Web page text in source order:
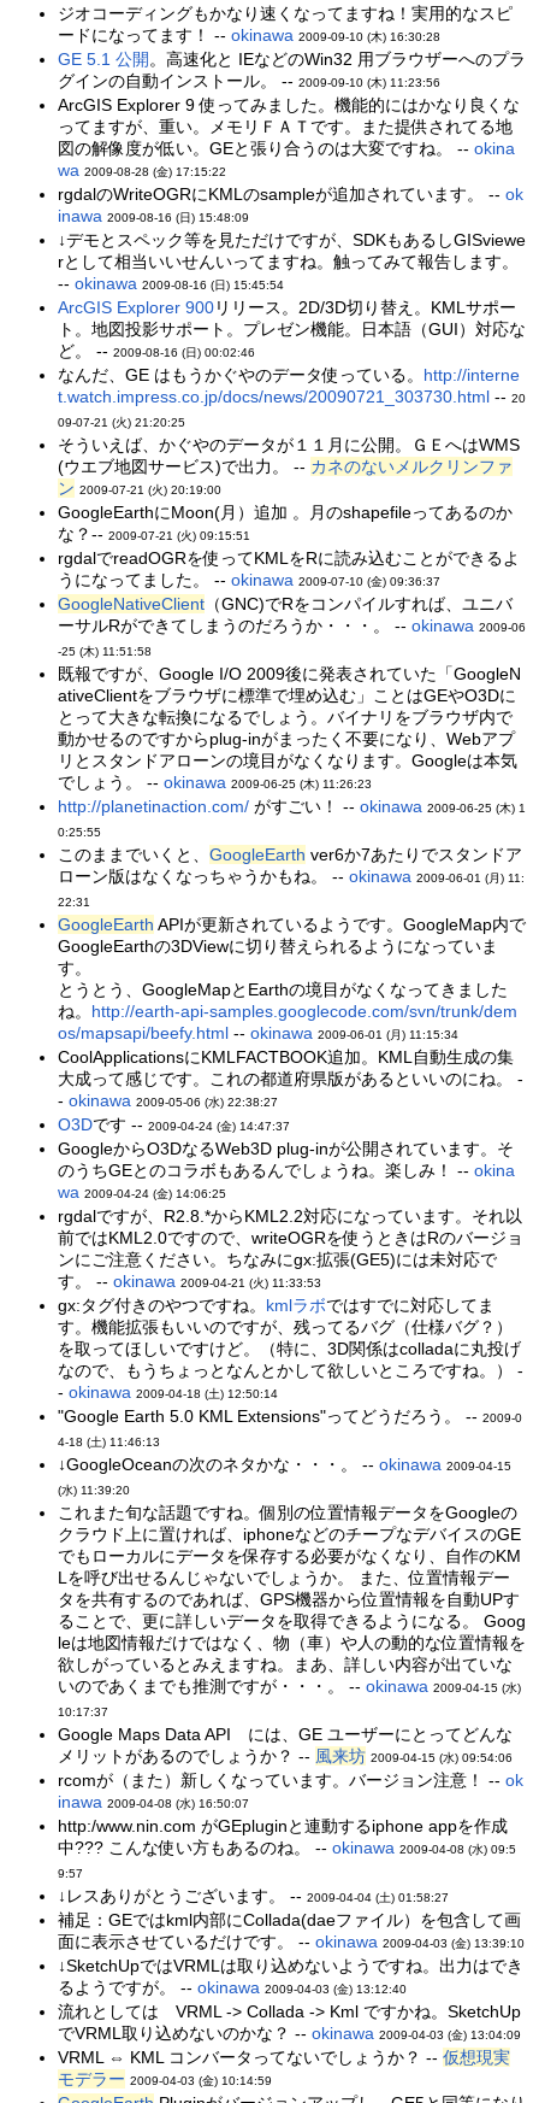
ジオコーディングもかなり速くなってますね！実用的なスピ
ードになってます！ --okinawa 2009-09-10 (木) 16:30:28
GE 5.1 公開。高速化と IEなどのWin32 用ブラウザーへのプラ
グインの自動インストール。 --2009-09-10 (木) 11:23:56
ArcGIS Explorer 9 使ってみました。機能的にはかなり良くな
ってますが、重い。メモリＦＡＴです。また提供されてる地
図の解像度が低い。GEと張り合うのは大変ですね。 --okina
wa 2009-08-28 (金) 17:15:22
rgdalのWriteOGRにKMLのsampleが追加されています。 --ok
inawa 2009-08-16 (日) 15:48:09
↓デモとスペック等を見ただけですが、SDKもあるしGISviewe
rとして相当いいせんいってますね。触ってみて報告します。
--okinawa 2009-08-16 (日) 15:45:54
ArcGIS Explorer 900リリース。2D/3D切り替え。KMLサポー
ト。地図投影サポート。プレゼン機能。日本語（GUI）対応な
ど。 --2009-08-16 (日) 00:02:46
なんだ、GE はもうかぐやのデータ使っている。 http://interne
t.watch.impress.co.jp/docs/news/20090721_303730.html --20
09-07-21 (火) 21:20:25
そういえば、かぐやのデータが１１月に公開。ＧＥへはWMS
(ウエブ地図サービス)で出力。 -- カネのないメルクリンファ
ン 2009-07-21 (火) 20:19:00
GoogleEarthにMoon(月）追加 。月のshapefileってあるのか
な？--2009-07-21 (火) 09:15:51
rgdalでreadOGRを使ってKMLをRに読み込むことができるよ
うになってました。 --okinawa 2009-07-10 (金) 09:36:37
GoogleNativeClient （GNC)でRをコンパイルすれば、ユニバ
ーサルRができてしまうのだろうか・・・。 --okinawa 2009-06
-25 (木) 11:51:58
既報ですが、Google I/O 2009後に発表されていた「GoogleN
ativeClientをブラウザに標準で埋め込む」ことはGEやO3Dに
とって大きな転換になるでしょう。バイナリをブラウザ内で
動かせるのですからplug-inがまったく不要になり、Webアプ
リとスタンドアローンの境目がなくなります。Googleは本気
でしょう。 --okinawa 2009-06-25 (木) 11:26:23
http://planetinaction.com/ がすごい！ --okinawa 2009-06-25 (木) 1
0:25:55
このままでいくと、GoogleEarth ver6か7あたりでスタンドア
ローン版はなくなっちゃうかもね。 --okinawa 2009-06-01 (月) 11:
22:31
GoogleEarth APIが更新されているようです。GoogleMap内で
GoogleEarthの3DViewに切り替えられるようになっていま
す。
とうとう、GoogleMapとEarthの境目がなくなってきました
ね。 http://earth-api-samples.googlecode.com/svn/trunk/dem
os/mapsapi/beefy.html --okinawa 2009-06-01 (月) 11:15:34
CoolApplicationsにKMLFACTBOOK追加。KML自動生成の集
大成って感じです。これの都道府県版があるといいのにね。 -
-okinawa 2009-05-06 (水) 22:38:27
O3Dです --2009-04-24 (金) 14:47:37
GoogleからO3DなるWeb3D plug-inが公開されています。そ
のうちGEとのコラボもあるんでしょうね。楽しみ！ --okina
wa 2009-04-24 (金) 14:06:25
rgdalですが、R2.8.*からKML2.2対応になっています。それ以
前ではKML2.0ですので、writeOGRを使うときはRのバージョ
ンにご注意ください。ちなみにgx:拡張(GE5)には未対応で
す。 --okinawa 2009-04-21 (火) 11:33:53
gx:タグ付きのやつですね。 kmlラボではすでに対応してま
す。機能拡張もいいのですが、残ってるバグ（仕様バグ？）
を取ってほしいですけど。（特に、3D関係はcolladaに丸投げ
なので、もうちょっとなんとかして欲しいところですね。） -
-okinawa 2009-04-18 (土) 12:50:14
"Google Earth 5.0 KML Extensions"ってどうだろう。 --2009-0
4-18 (土) 11:46:13
↓GoogleOceanの次のネタかな・・・。 --okinawa 2009-04-15
(水) 11:39:20
これまた旬な話題ですね。個別の位置情報データをGoogleの
クラウド上に置ければ、iphoneなどのチープなデバイスのGE
でもローカルにデータを保存する必要がなくなり、自作のKM
Lを呼び出せるんじゃないでしょうか。 また、位置情報デー
タを共有するのであれば、GPS機器から位置情報を自動UPす
ることで、更に詳しいデータを取得できるようになる。 Goog
leは地図情報だけではなく、物（車）や人の動的な位置情報を
欲しがっているとみえますね。まあ、詳しい内容が出ていな
いのであくまでも推測ですが・・・。 --okinawa 2009-04-15 (水)
10:17:37
Google Maps Data API には、GE ユーザーにとってどんな
メリットがあるのでしょうか？ -- 風来坊 2009-04-15 (水) 09:54:06
rcomが（また）新しくなっています。バージョン注意！ --ok
inawa 2009-04-08 (水) 16:50:07
http:/www.nin.com がGEpluginと連動するiphone appを作成
中??? こんな使い方もあるのね。 --okinawa 2009-04-08 (水) 09:5
9:57
↓レスありがとうございます。 --2009-04-04 (土) 01:58:27
補足：GEではkml内部にCollada(daeファイル）を包含して画
面に表示させているだけです。 --okinawa 2009-04-03 (金) 13:39:10
↓SketchUpではVRMLは取り込めないようですね。出力はでき
るようですが。 --okinawa 2009-04-03 (金) 13:12:40
流れとしては VRML -> Collada -> Kml ですかね。SketchUp
でVRML取り込めないのかな？ --okinawa 2009-04-03 (金) 13:04:09
VRML ⇔ KML コンバータってないでしょうか？ --仮想現実
モデラー 2009-04-03 (金) 10:14:59